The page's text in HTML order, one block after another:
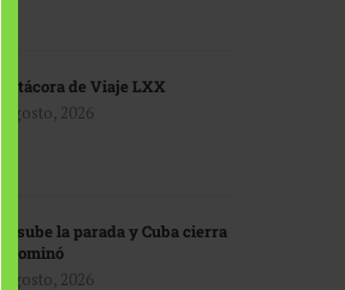
Bitácora de Viaje LXX
3 agosto, 2026
EU sube la parada y Cuba cierra
el dominó
3 agosto, 2026